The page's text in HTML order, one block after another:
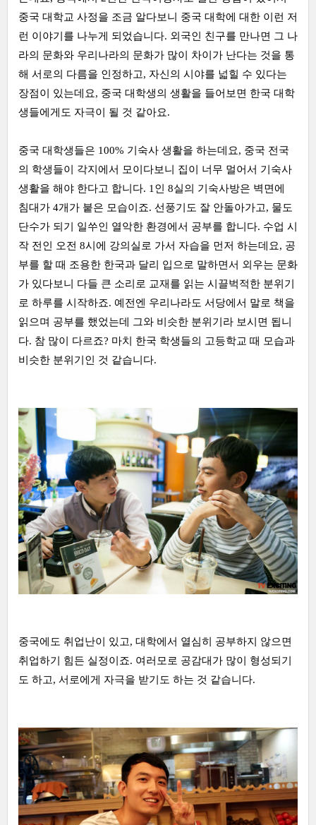
중국 대학교 사정을 조금 알다보니 중국 대학에 대한 이런 저
런 이야기를 나누게 되었습니다. 외국인 친구를 만나면 그 나
라의 문화와 우리나라의 문화가 많이 차이가 난다는 것을 통
해 서로의 다름을 인정하고, 자신의 시야를 넓힐 수 있다는
장점이 있는데요, 중국 대학생의 생활을 들어보면 한국 대학
생들에게도 자극이 될 것 같아요.
중국 대학생들은 100% 기숙사 생활을 하는데요, 중국 전국
의 학생들이 각지에서 모이다보니 집이 너무 멀어서 기숙사
생활을 해야 한다고 합니다. 1인 8실의 기숙사방은 벽면에
침대가 4개가 붙은 모습이죠. 선풍기도 잘 안돌아가고, 물도
단수가 되기 일쑤인 열악한 환경에서 공부를 합니다. 수업 시
작 전인 오전 8시에 강의실로 가서 자습을 먼저 하는데요, 공
부를 할 때 조용한 한국과 달리 입으로 말하면서 외우는 문화
가 있다보니 다들 큰 소리로 교재를 읽는 시끌벅적한 분위기
로 하루를 시작하죠. 예전엔 우리나라도 서당에서 말로 책을
읽으며 공부를 했었는데 그와 비슷한 분위기라 보시면 됩니
다. 참 많이 다르죠? 마치 한국 학생들의 고등학교 때 모습과
비슷한 분위기인 것 같습니다.
중국에도 취업난이 있고, 대학에서 열심히 공부하지 않으면
취업하기 힘든 실정이죠. 여러모로 공감대가 많이 형성되기
도 하고, 서로에게 자극을 받기도 하는 것 같습니다.